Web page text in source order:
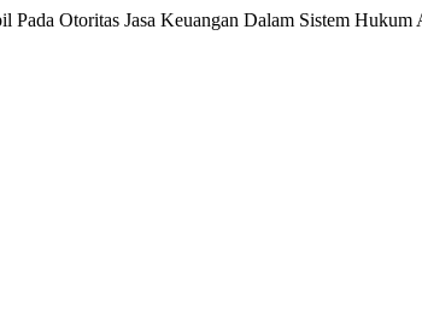
Otoritas Jasa Keuangan Dalam Sistem Hukum